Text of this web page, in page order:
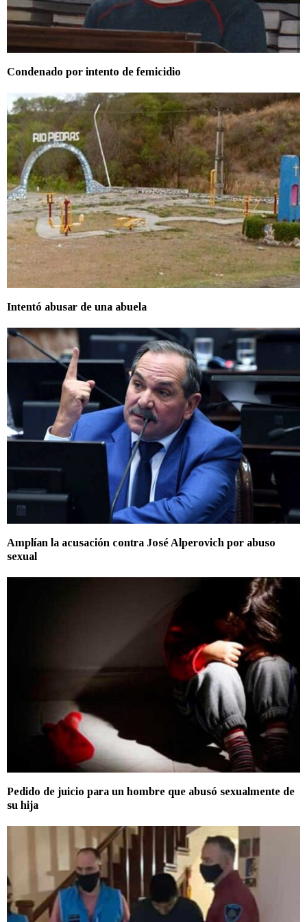
Condenado por intento de femicidio
Intentó abusar de una abuela
Amplían la acusación contra José Alperovich por abuso
sexual
Pedido de juicio para un hombre que abusó sexualmente de
su hija